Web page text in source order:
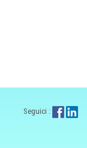
Seguici :